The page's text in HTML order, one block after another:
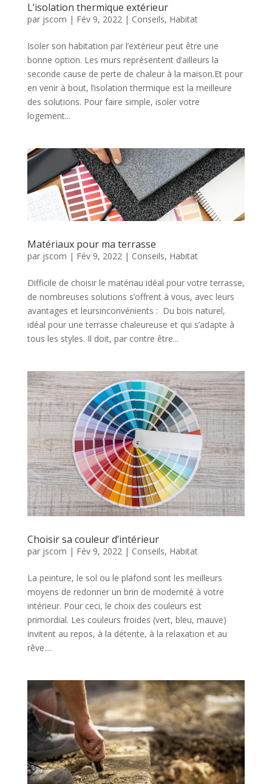
L’isolation thermique extérieur
par jscom | Fév 9, 2022| Conseils, Habitat
Isoler son habitation par l’extérieur peut être une
bonne option. Les murs représentent d’ailleurs la
seconde cause de perte de chaleur à la maison.Et pour
en venir à bout, l’isolation thermique est la meilleure
des solutions. Pour faire simple, isoler votre
logement...
Matériaux pour ma terrasse
par jscom | Fév 9, 2022 | Conseils, Habitat
Difficile de choisir le matériau idéal pour votre terrasse,
de nombreuses solutions s’offrent à vous, avec leurs
avantages et leursinconvénients : Du bois naturel,
idéal pour une terrasse chaleureuse et qui s’adapte à
tous les styles. Il doit, par contre être...
Choisir sa couleur d’intérieur
par jscom | Fév 9, 2022 | Conseils, Habitat
La peinture, le sol ou le plafond sont les meilleurs
moyens de redonner un brin de modernité à votre
intérieur. Pour ceci, le choix des couleurs est
primordial. Les couleurs froides (vert, bleu, mauve)
invitent au repos, à la détente, à la relaxation et au
rêve....